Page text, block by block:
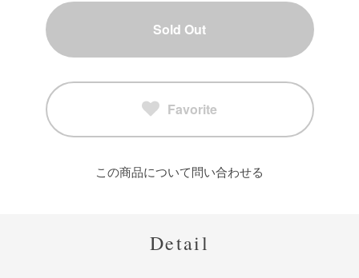
Sold Out
Favorite
この商品について問い合わせる
Detail